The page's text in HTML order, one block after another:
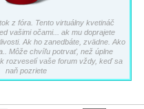
z fóra. Tento virtuálny kvetináč
vašimi očami... ak mu doprajete
Ak ho zanedbáte, zvädne. Ako
Môže chvíľu potrvať, než úplne
rozveselí vaše forum vždy, keď sa
naň pozriete